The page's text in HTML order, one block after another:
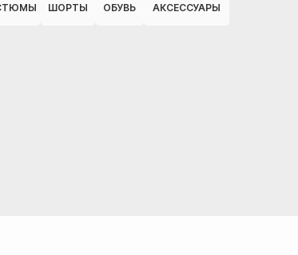
ШОРТЫ ОБУВЬ АКСЕССУАРЫ